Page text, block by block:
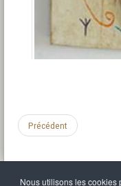
Nous utilisons les cookies
Précédent